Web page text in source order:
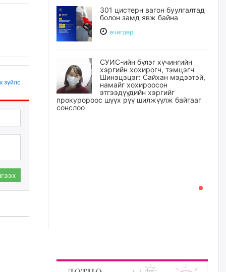
зүйлс
301 цистерн вагон буулгалтад
болон замд явж байна
өчигдѳр
СУИС-ийн бүлэг хүчингийн
хэргийн хохирогч, тэмцэгч
Шинэцэцэг: Сайхан мэдээтэй,
намайг хохироосон
этгээдүүдийн хэргийг
прокуророос шүүх рүү шилжүүлж байгааг
сонслоо